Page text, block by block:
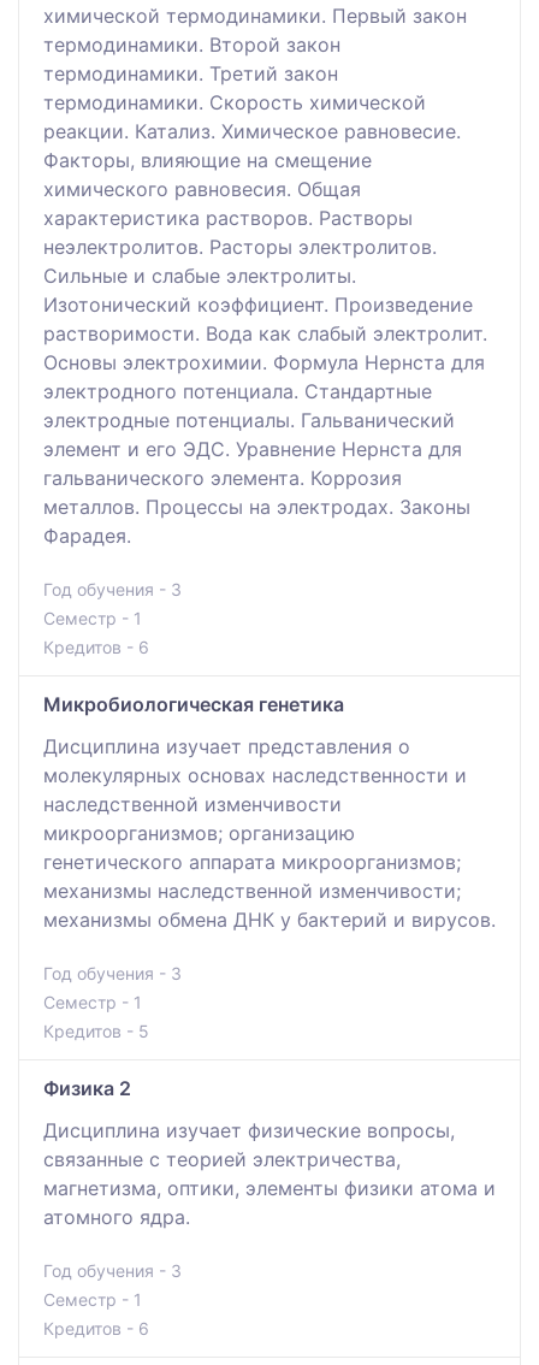
химической термодинамики. Первый закон
термодинамики. Второй закон
термодинамики. Третий закон
термодинамики. Скорость химической
реакции. Катализ. Химическое равновесие.
Факторы, влияющие на смещение
химического равновесия. Общая
характеристика растворов. Растворы
неэлектролитов. Расторы электролитов.
Сильные и слабые электролиты.
Изотонический коэффициент. Произведение
растворимости. Вода как слабый электролит.
Основы электрохимии. Формула Нернста для
электродного потенциала. Стандартные
электродные потенциалы. Гальванический
элемент и его ЭДС. Уравнение Нернста для
гальванического элемента. Коррозия
металлов. Процессы на электродах. Законы
Фарадея.
Год обучения - 3
Семестр - 1
Кредитов - 6
Микробиологическая генетика
Дисциплина изучает представления о
молекулярных основах наследственности и
наследственной изменчивости
микроорганизмов; организацию
генетического аппарата микроорганизмов;
механизмы наследственной изменчивости;
механизмы обмена ДНК у бактерий и вирусов.
Год обучения - 3
Семестр - 1
Кредитов - 5
Физика 2
Дисциплина изучает физические вопросы,
связанные с теорией электричества,
магнетизма, оптики, элементы физики атома и
атомного ядра.
Год обучения - 3
Семестр - 1
Кредитов - 6